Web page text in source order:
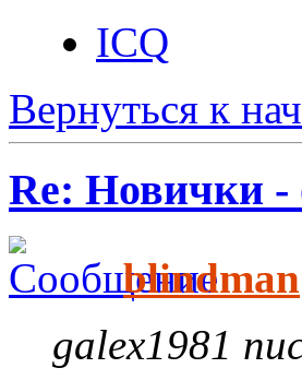
ICQ
Вернуться к
Re: Новички -
blindman
galex1981